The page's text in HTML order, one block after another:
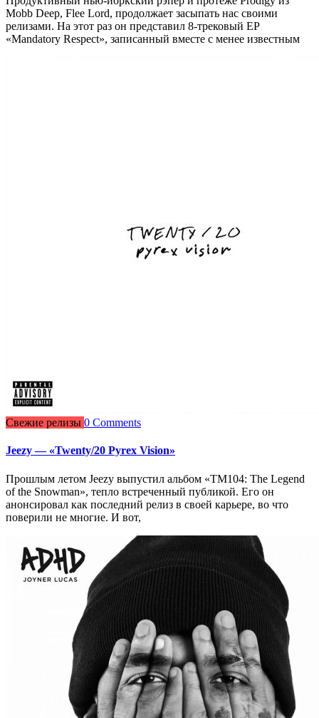
Mobb Deep, Flee Lord, продолжает засыпать нас своими
релизами. На этот раз он представил 8-трековый EP
«Mandatory Respect», записанный вместе с менее известным
Свежие релизы 0 Comments
Jeezy — «Twenty/20 Pyrex Vision»
Прошлым летом Jeezy выпустил альбом «TM104: The Legend
of the Snowman», тепло встреченный публикой. Его он
анонсировал как последний релиз в своей карьере, во что
поверили не многие. И вот,